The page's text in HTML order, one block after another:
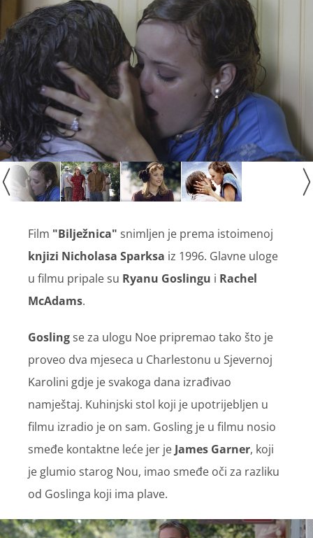
Film "Bilježnica" snimljen je prema istoimenoj
knjizi Nicholasa Sparksa iz 1996. Glavne uloge
u filmu pripale su Ryanu Goslingu i Rachel
McAdams.
Goslingse za ulogu Noe pripremao tako što je
proveo dva mjeseca u Charlestonu u Sjevernoj
Karolini gdje je svakoga dana izrađivao
namještaj. Kuhinjski stol koji je upotrijebljen u
filmu izradio je on sam. Gosling je u filmu nosio
smeđe kontaktne leće jer je James Garner, koji
je glumio starog Nou, imao smeđe oči za razliku
od Goslinga koji ima plave.